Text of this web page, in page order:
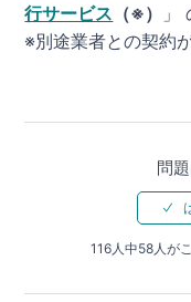
行サービス （※）
」
※別途業者との契約
問
116人中58人が